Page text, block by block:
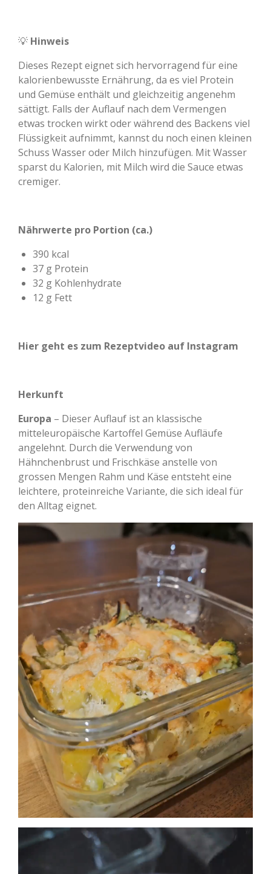
💡 Hinweis
Dieses Rezept eignet sich hervorragend für eine
kalorienbewusste Ernährung, da es viel Protein
und Gemüse enthält und gleichzeitig angenehm
sättigt. Falls der Auflauf nach dem Vermengen
etwas trocken wirkt oder während des Backens viel
Flüssigkeit aufnimmt, kannst du noch einen kleinen
Schuss Wasser oder Milch hinzufügen. Mit Wasser
sparst du Kalorien, mit Milch wird die Sauce etwas
cremiger.
Nährwerte pro Portion (ca.)
390 kcal
37 g Protein
32 g Kohlenhydrate
12 g Fett
Hier geht es zum Rezeptvideo auf Instagram
Herkunft
Europa – Dieser Auflauf ist an klassische
mitteleuropäische Kartoffel Gemüse Aufläufe
angelehnt. Durch die Verwendung von
Hähnchenbrust und Frischkäse anstelle von
grossen Mengen Rahm und Käse entsteht eine
leichtere, proteinreiche Variante, die sich ideal für
den Alltag eignet.